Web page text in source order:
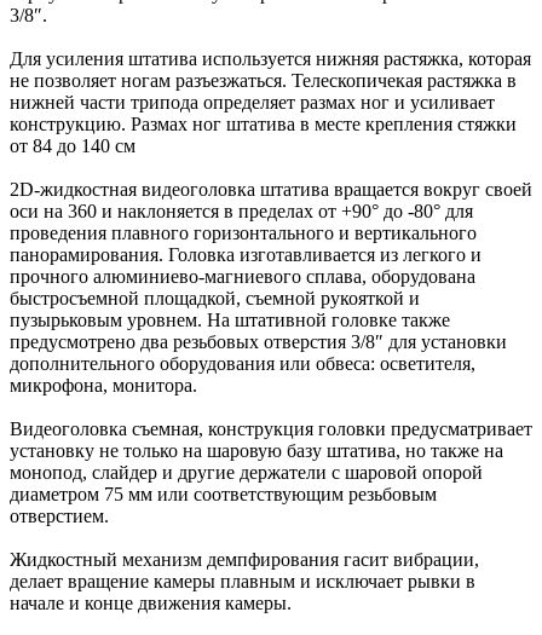
3/8″.
Для усиления штатива используется нижняя растяжка, которая
не позволяет ногам разъезжаться. Телескопичекая растяжка в
нижней части трипода определяет размах ног и усиливает
конструкцию. Размах ног штатива в месте крепления стяжки
от 84 до 140 см
2D-жидкостная видеоголовка штатива вращается вокруг своей
оси на 360 и наклоняется в пределах от +90° до -80° для
проведения плавного горизонтального и вертикального
панорамирования. Головка изготавливается из легкого и
прочного алюминиево-магниевого сплава, оборудована
быстросъемной площадкой, съемной рукояткой и
пузырьковым уровнем. На штативной головке также
предусмотрено два резьбовых отверстия 3/8″ для установки
дополнительного оборудования или обвеса: осветителя,
микрофона, монитора.
Видеоголовка съемная, конструкция головки предусматривает
установку не только на шаровую базу штатива, но также на
монопод, слайдер и другие держатели с шаровой опорой
диаметром 75 мм или соответствующим резьбовым
отверстием.
Жидкостный механизм демпфирования гасит вибрации,
делает вращение камеры плавным и исключает рывки в
начале и конце движения камеры.